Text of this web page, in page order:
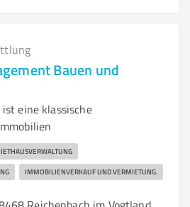
Bauen und
eine klassische
IMMOBILIENVERKAUF UND VERMIETUNG.